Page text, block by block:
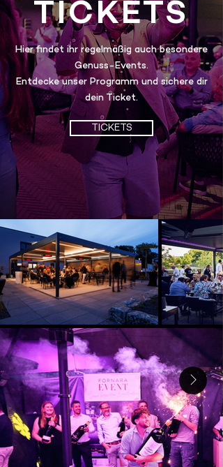
TICKETS
Hier findet ihr regelmäßig auch besondere
Genuss-Events.
Entdecke unser Programm und sichere dir
dein Ticket.
TICKETS